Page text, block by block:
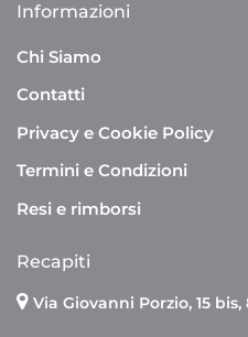
Informazioni
Chi Siamo
Contatti
Privacy e Cookie Policy
Termini e Condizioni
Resi e rimborsi
Recapiti
Via Giovanni Porzio, 15 bis,